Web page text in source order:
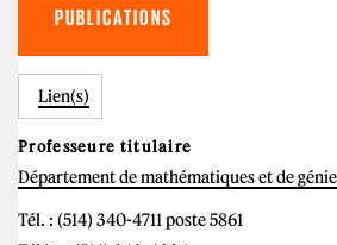
PUBLICATIONS
Lien(s)
Professeure titulaire
Département de mathématiques et de
Tél. : (514) 340-4711 poste 5861